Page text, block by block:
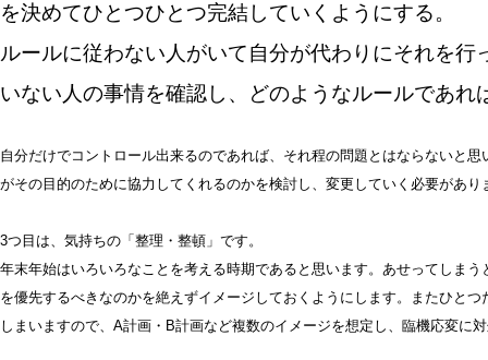
を決めてひとつひとつ完結していくようにする。
ルールに従わない人がいて自分が代わりにそれを
いない人の事情を確認し、どのようなルールであ
自分だけでコントロール出来るのであれば、それ程の問題とはならないと
がその目的のために協力してくれるのかを検討し、変更していく必要があり
3つ目は、気持ちの「整理・整頓」です。
年末年始はいろいろなことを考える時期であると思います。あせってしま
を優先するべきなのかを絶えずイメージしておくようにします。またひと
しまいますので、A計画・B計画など複数のイメージを想定し、臨機応変に